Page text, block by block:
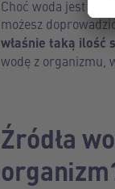
Choć woda jest
możesz
właśnie taką ilość
wodę z organizmu,
Źródła